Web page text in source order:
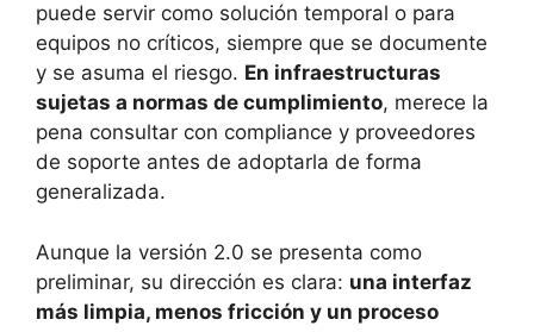
puede servir como solución temporal o para
equipos no críticos, siempre que se documente
y se asuma el riesgo. En infraestructuras
sujetas a normas de cumplimiento, merece la
pena consultar con compliance y proveedores
de soporte antes de adoptarla de forma
generalizada.
Aunque la versión 2.0 se presenta como
preliminar, su dirección es clara: una interfaz
más limpia, menos fricción y un proceso